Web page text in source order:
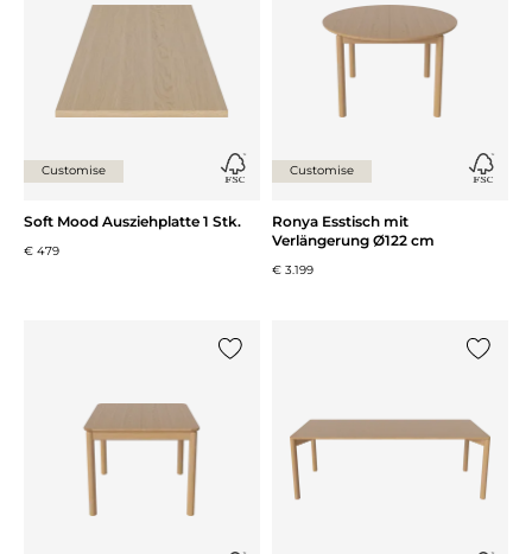
Customise
Soft Mood Ausziehplatte 1 Stk.
€ 479
Customise
Ronya Esstisch mit
Verlängerung Ø122 cm
€ 3.199